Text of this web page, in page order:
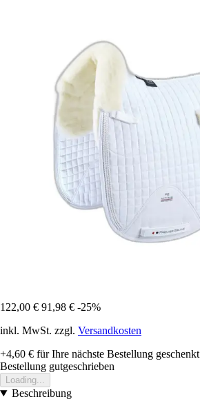
122,00 € 91,98 € -25%
inkl. MwSt. zzgl. Versandkosten
+4,60 € für Ihre nächste Bestellung geschenkt
Bestellung gutgeschrieben
Loading...
Beschreibung